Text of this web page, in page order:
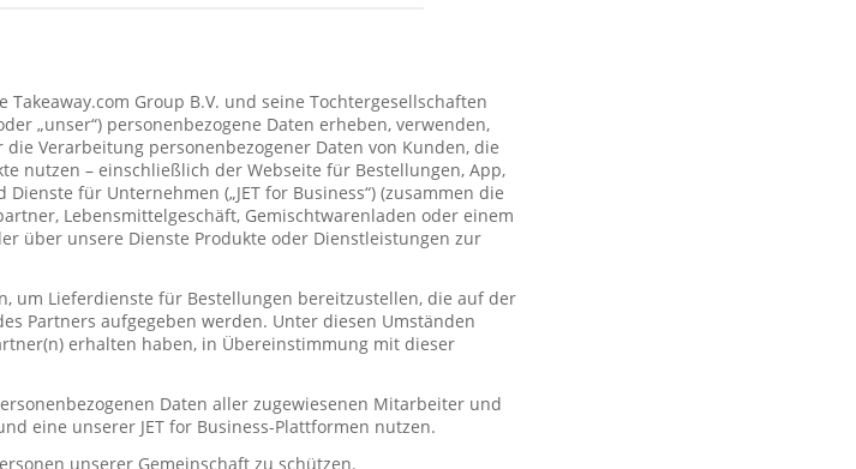
Group B.V. und seine Tochtergesellschaften
„unser“) personenbezogene Daten erheben, verwenden,
Verarbeitung personenbezogener Daten von Kunden, die
nutzen – einschließlich der Webseite für Bestellungen, App,
für Unternehmen („JET for Business“) (zusammen die
Lebensmittelgeschäft, Gemischtwarenladen oder einem
über unsere Dienste Produkte oder Dienstleistungen zur
um Lieferdienste für Bestellungen bereitzustellen, die auf der
Partners aufgegeben werden. Unter diesen Umständen
erhalten haben, in Übereinstimmung mit dieser
Daten aller zugewiesenen Mitarbeiter und
eine unserer JET for Business-Plattformen nutzen.
unserer Gemeinschaft zu schützen.